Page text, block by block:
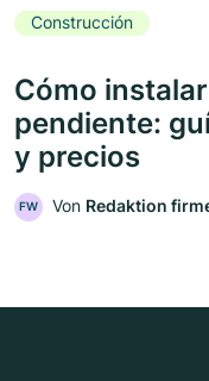
Construcción
Cómo
pendiente:
y precios
FW Von Redaktion